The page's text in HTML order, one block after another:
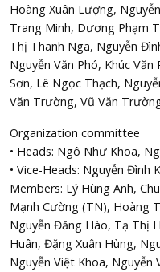
Hoàng Xuân Lượng,
Trang Minh, Dương Phạm
Thị Thanh Nga, Nguyễn
Nguyễn Văn Phó, Khúc
Sơn, Lê Ngọc Thạch,
Văn Trường, Vũ Văn
Organization committee
• Heads: Ngô Như Khoa,
• Vice-Heads: Nguyễn Đình
Members: Lý Hùng Anh,
Mạnh Cường (TN), Hoàng
Nguyễn Đăng Hào, Tạ Thị
Huân, Đặng Xuân Hùng,
Nguyễn Việt Khoa, Nguyễn